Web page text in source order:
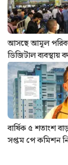
আসছে আমূল
ডিজিটাল ব্যবস্থায়
কলকাতা মেট্রোর
পরিচালনা
বার্ষিক ৫ শতাংশ
সপ্তম পে কমিশন